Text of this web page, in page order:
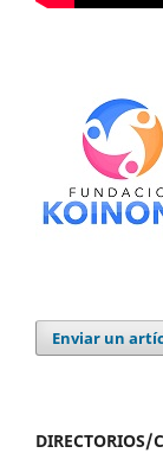
Enviar un
DIRECTORIOS/